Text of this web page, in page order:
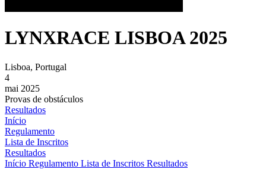
LYNXRACE LISBOA 2025
Lisboa, Portugal
4
mai 2025
Provas de obstáculos
Resultados
Início
Regulamento
Lista de Inscritos
Resultados
Início Regulamento Lista de Inscritos Resultados